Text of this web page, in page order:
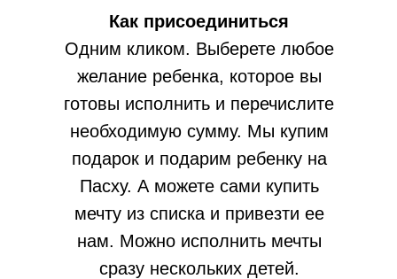
Как присоединиться
Одним кликом. Выберете любое
желание ребенка, которое вы
готовы исполнить и перечислите
необходимую сумму. Мы купим
подарок и подарим ребенку на
Пасху. А можете сами купить
мечту из списка и привезти ее
нам. Можно исполнить мечты
сразу нескольких детей.